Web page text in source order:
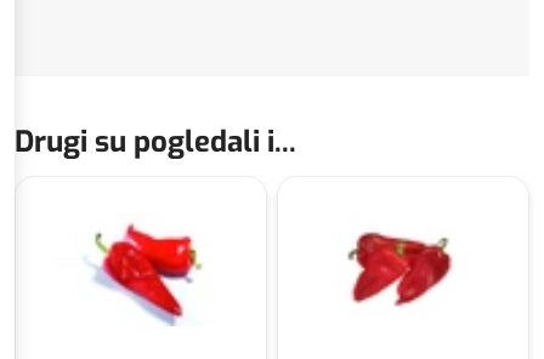
Drugi su pogledali i...